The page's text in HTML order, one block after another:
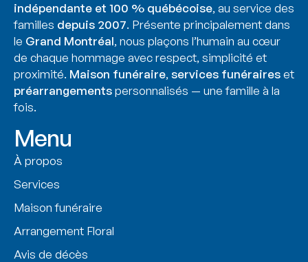
indépendante et 100 % québécoise, au service des
familles depuis 2007. Présente principalement dans
le Grand Montréal, nous plaçons l’humain au cœur
de chaque hommage avec respect, simplicité et
proximité. Maison funéraire,services funéraireset
préarrangementspersonnalisés — une famille à la
fois.
Menu
À propos
Services
Maison funéraire
Arrangement Floral
Avis de décès